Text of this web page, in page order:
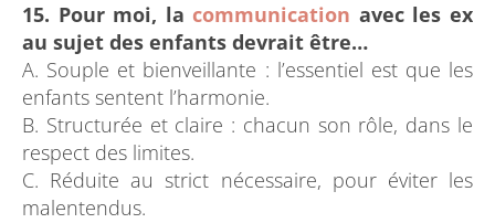
15. Pour moi, la communication avec les ex
au sujet des enfants devrait être…
A. Souple et bienveillante : l’essentiel est que les
enfants sentent l’harmonie.
B. Structurée et claire : chacun son rôle, dans le
respect des limites.
C. Réduite au strict nécessaire, pour éviter les
malentendus.